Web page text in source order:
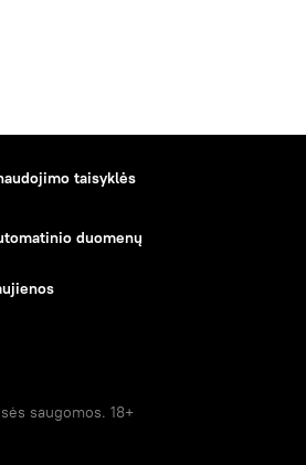
taisyklės
duomenų
saugomos. 18+